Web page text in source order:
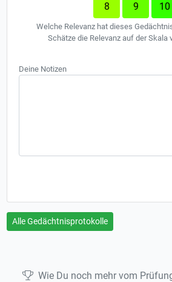
8 9 10
Welche Relevanz hat dieses
Schätze die Relevanz auf der Skala
Deine Notizen
Alle Gedächtnisprotokolle
Wie Du noch mehr vom